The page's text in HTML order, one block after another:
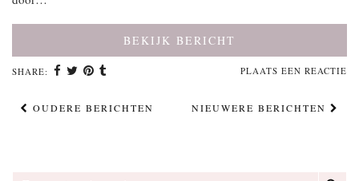
BEKIJK BERICHT
SHARE: PLAATS EEN REACTIE
OUDERE BERICHTEN NIEUWERE BERICHTEN